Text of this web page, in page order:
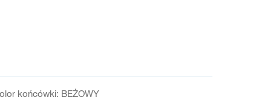
końcówki: BEŻOWY